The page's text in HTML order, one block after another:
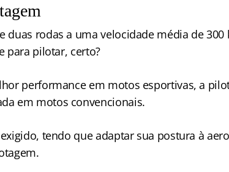
duas rodas a uma velocidade média de
para pilotar, certo?
performance em motos esportivas, a
em motos convencionais.
tendo que adaptar sua postura à